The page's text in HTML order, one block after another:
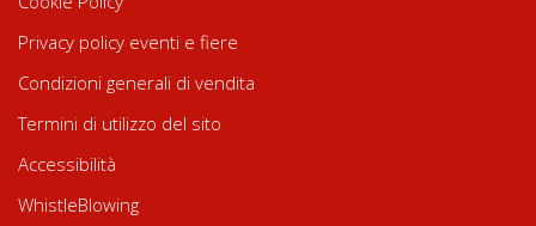
Privacy policy eventi e fiere
Condizioni generali di vendita
Termini di utilizzo del sito
Accessibilità
WhistleBlowing